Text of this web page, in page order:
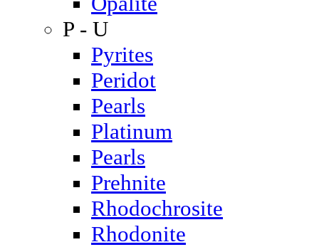
P - U
Pyrites
Peridot
Pearls
Platinum
Pearls
Prehnite
Rhodochrosite
Rhodonite